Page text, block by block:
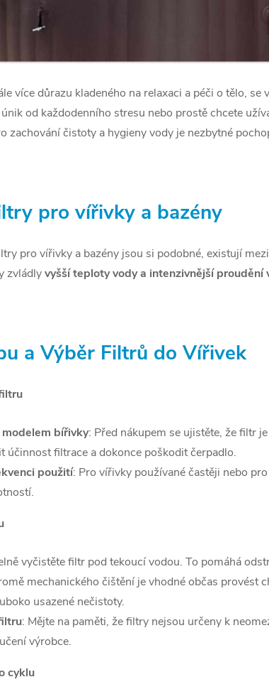
více důrazu kladeného na relaxaci a péči o tělo,
od každodenního stresu nebo prostě chcete
zachování čistoty a hygieny vody je nezbytné
pro vířivky a bazény
pro vířivky a bazény jsou si podobné, existují
zvládlyvyšší teploty vody a intenzivnější proudění
a Výběr Filtrů do Vířivek
bířivky: Před nákupem se ujistěte, že filtr
účinnost filtrace a dokonce poškodit čerpadlo.
použití: Pro vířivky používané častěji nebo
vyčistěte filtr pod tekoucí vodou. To pomáhá
mechanického čištění je vhodné občas provést
usazené nečistoty.
: Mějte na paměti, že filtry nejsou určeny k
výrobce.
cyklu